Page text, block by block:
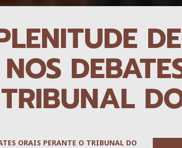
ORAIS PERANTE O TRIBUNAL DO